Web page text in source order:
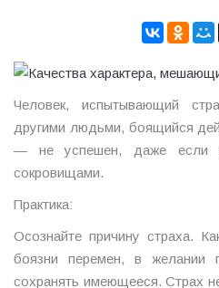
Человек, испытывающий
другими людьми, боящийся
— не успешен, даже если
сокровищами.
Практика:
Осознайте причину страха.
боязни перемен, в желании
сохранять имеющееся. Страх